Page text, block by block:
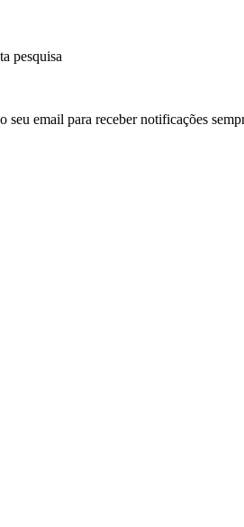
pesquisa
seu email para receber notificações